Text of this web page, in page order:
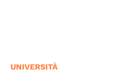
UNIVERSITÀ